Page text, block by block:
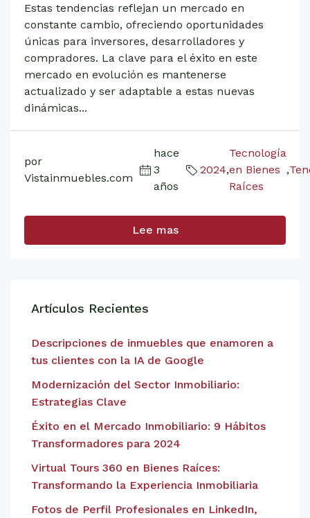
Estas tendencias reflejan un mercado en
constante cambio, ofreciendo oportunidades
únicas para inversores, desarrolladores y
compradores. La clave para el éxito en este
mercado en evolución es mantenerse
actualizado y ser adaptable a estas nuevas
dinámicas...
por
Vistainmuebles.com
hace
3
años
2024,
Tecnología
en Bienes
Raíces
,
Lee mas
Artículos Recientes
Descripciones de inmuebles que enamoren a
tus clientes con la IA de Google
Modernización del Sector Inmobiliario:
Estrategias Clave
Éxito en el Mercado Inmobiliario: 9 Hábitos
Transformadores para 2024
Virtual Tours 360 en Bienes Raíces:
Transformando la Experiencia Inmobiliaria
Fotos de Perfil Profesionales en LinkedIn,